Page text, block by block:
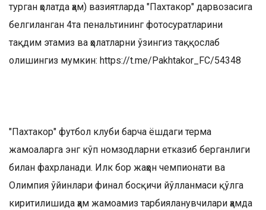
турган ҳолатда ҳам) вазиятларда "Пахтакор" дарвозасига
белгиланган 4та пенальтининг фотосуратларини
тақдим этамиз ва ҳолатларни ўзингиз таққослаб
олишингиз мумкин: https://t.me/Pakhtakor_FC/54348
"Пахтакор" футбол клуби барча ёшдаги терма
жамоаларга энг кўп номзодларни етказиб берганлиги
билан фахрланади. Илк бор жаҳон чемпионати ва
Олимпия ўйинлари финал босқичи йўлланмаси қўлга
киритилишида ҳам жамоамиз тарбияланувчилари ҳамда